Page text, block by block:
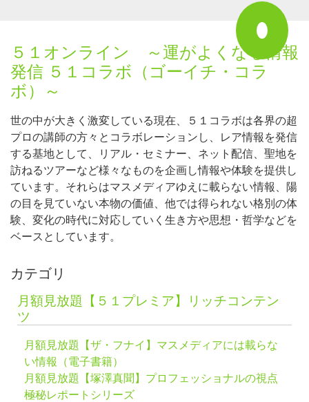
５１オンライン ～運がよくなる情報
発信 ５１コラボ（ゴーイチ・コラ
ボ）～
世の中が大きく激変している現在、５１コラボは各界の超
プロの講師の方々とコラボレーションし、レア情報を発信
する基地として、リアル・セミナー、ネット配信、聖地を
訪ねるツアーなど様々なものを企画し情報や体験を提供し
ています。それらはマスメディアゆえに載らない情報、陽
の目を見ていない本物の価値、他では得られない格別の体
験、変化の時代に対応していく生き方や思想・哲学などを
ベースとしています。
カテゴリ
月額見放題【５１プレミア】リッチコンテン
ツ
月額見放題【ザ・フナイ】マスメディアには載らな
い情報（電子書籍）
月額見放題【塚澤真聞】プロフェッショナルの視点
極秘レポートシリーズ